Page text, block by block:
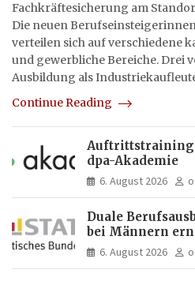
Fachkräftesicherung am
Die neuen
verteilen sich auf verschiedene
und gewerbliche Bereiche. Drei
Ausbildung als
Continue Reading
Auftrittstraining
dpa-Akademie
6. August 2026
Duale
bei Männern
Mechatroniker,
medizinische
6. August 2026